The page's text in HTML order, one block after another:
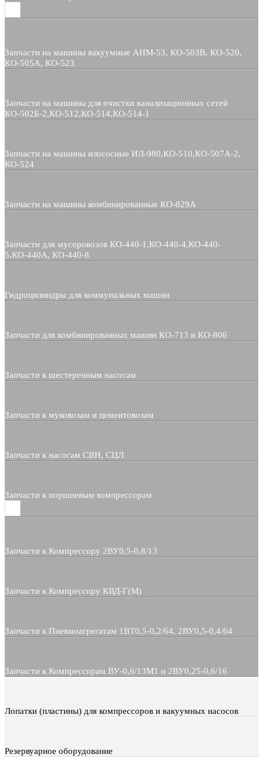
Запчасти на машины вакуумные АНМ-53, КО-503В, КО-520,
КО-505А, КО-523
Запчасти на машины для очистки канализационных сетей
КО-502Б-2,КО-512,КО-514,КО-514-1
Запчасти на машины илососные ИЛ-980,КО-510,КО-507А-2,
КО-524
Запчасти на машины комбинированные КО-829А
Запчасти для мусоровозов КО-440-1,КО-440-4,КО-440-
5,КО-440А, КО-440-8
Гидроцилиндры для коммунальных машин
Запчасти для комбинированных машин КО-713 и КО-806
Запчасти к шестеренным насосам
Запчасти к муковозам и цементовозам
Запчасти к насосам СВН, СЦЛ
Запчасти к поршневым компрессорам
Запчасти к Компрессору 2ВУ0,5-0,8/13
Запчасти к Компрессору КВД-Г(М)
Запчасти к Пневмоагрегатам 1ВТ0,5-0,2/64, 2ВУ0,5-0,4/64
Запчасти к Компрессорам ВУ-0,6/13М1 и 2ВУ0,25-0,6/16
Лопатки (пластины) для компрессоров и вакуумных насосов
Резервуарное оборудование